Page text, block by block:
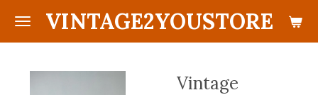
Ga
VINTAGE2YOUSTORE
Vintage